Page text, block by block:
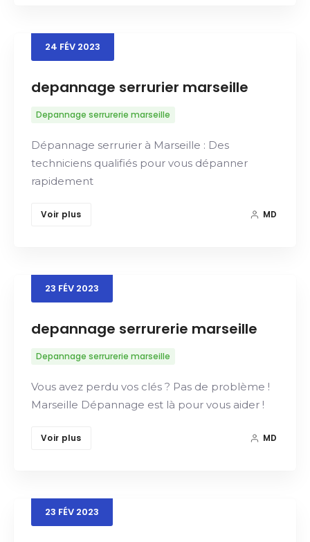
24 FÉV 2023
depannage serrurier marseille
Depannage serrurerie marseille
Dépannage serrurier à Marseille : Des
techniciens qualifiés pour vous dépanner
rapidement
Voir plus MD
23 FÉV 2023
depannage serrurerie marseille
Depannage serrurerie marseille
Vous avez perdu vos clés ? Pas de problème !
Marseille Dépannage est là pour vous aider !
Voir plus MD
23 FÉV 2023